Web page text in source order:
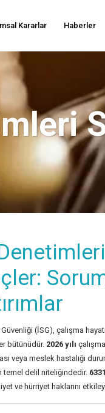
Kararlar Haberler
Güvenliği (İSG), çalışma
bütünüdür. 2026 yılı
veya meslek hastalığı
temel delil niteliğindedir.
ve hürriyet haklarını